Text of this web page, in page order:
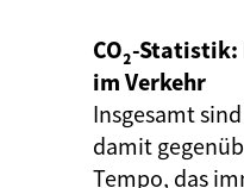
CO₂-
im Verkehr
Insgesamt
damit
Tempo, das